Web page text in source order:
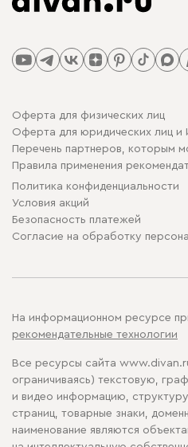
Оферта для физических лиц
Оферта для юридических лиц и
Перечень партнеров, которым
Правила применения
Политика конфиденциальности
Условия акций
Безопасность платежей
Cогласие на обработку
На информационном ресурсе
рекомендательные технологии
Все ресурсы сайта
ограничиваясь) текстовую,
и видео информацию,
страниц, товарные знаки,
наименование являются